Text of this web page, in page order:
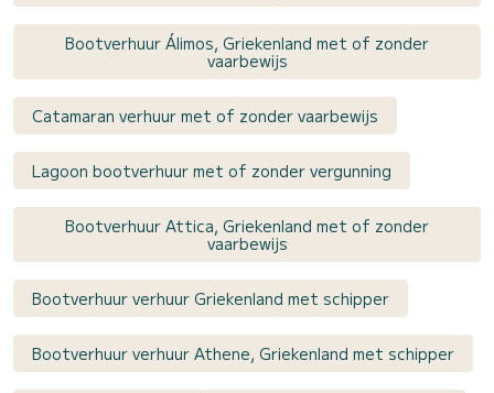
Bootverhuur Álimos, Griekenland met of zonder
vaarbewijs
Catamaran verhuur met of zonder vaarbewijs
Lagoon bootverhuur met of zonder vergunning
Bootverhuur Attica, Griekenland met of zonder
vaarbewijs
Bootverhuur verhuur Griekenland met schipper
Bootverhuur verhuur Athene, Griekenland met schipper